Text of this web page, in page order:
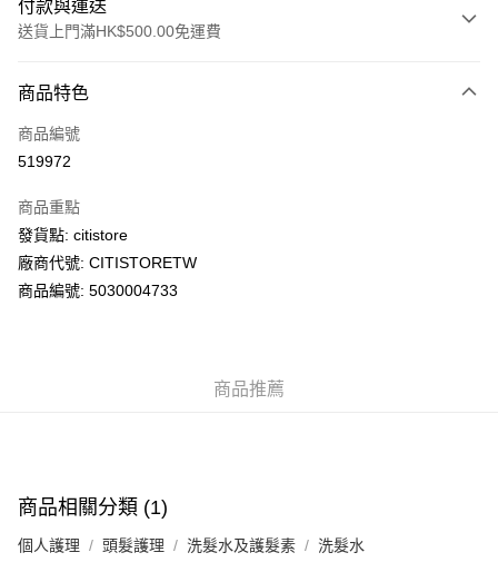
付款與運送
送貨上門滿HK$500.00免運費
信用卡
AlipayHK
WeChat Pay
送貨方式
每筆HK$50.00，滿HK$200.00或以上免運費
UNY 門市自取
商品特色
商品編號
519972
商品重點
發貨點: citistore
廠商代號: CITISTORETW
商品編號: 5030004733
商品推薦
商品相關分類 (1)
個人護理 頭髮護理 洗髮水及護髮素 洗髮水